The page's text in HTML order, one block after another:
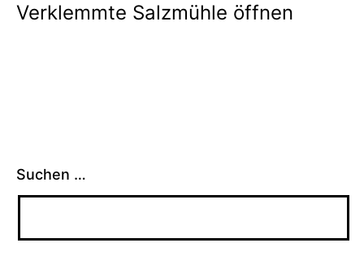
Verklemmte Salzmühle öffnen
Suchen …